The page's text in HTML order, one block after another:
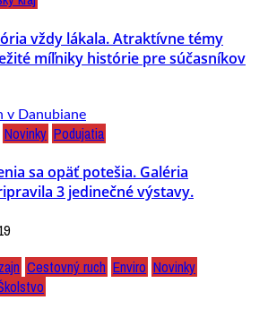
vždy lákala. Atraktívne témy
míľniky histórie pre súčasníkov
Novinky Podujatia
sa opäť potešia. Galéria
3 jedinečné výstavy.
Cestovný ruch Enviro Novinky